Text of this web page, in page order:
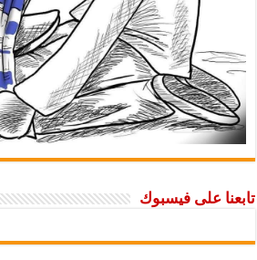
تابعنا على فيسبوك